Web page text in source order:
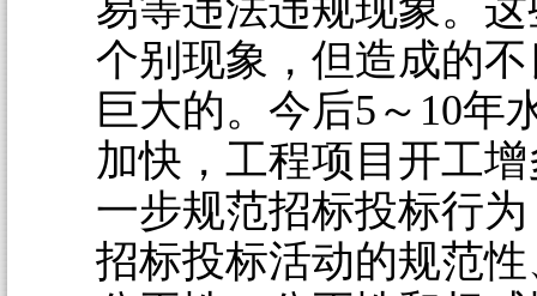
易等违法违规现象。
个别现象，但造成的
巨大的。今后5～10年
加快，工程项目开工
一步规范招标投标行
招标投标活动的规范